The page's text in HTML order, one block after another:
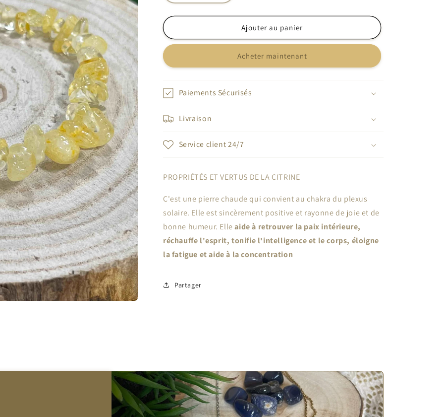
la
quantité
Citrine
la
quantité
Citrine
Ajouter au panier
Acheter maintenant
Paiements Sécurisés
Livraison
Service client 24/7
PROPRIÉTÉS ET VERTUS DE LA CITRINE
C'est une pierre chaude qui convient au chakra du plexus
solaire. Elle est sincèrement positive et rayonne de joie et de
bonne humeur. Elleaide à retrouver la paix intérieure,
réchauffe l'esprit, tonifie l'intelligence et le corps, éloigne
la fatigue et aide à la concentration
Partager